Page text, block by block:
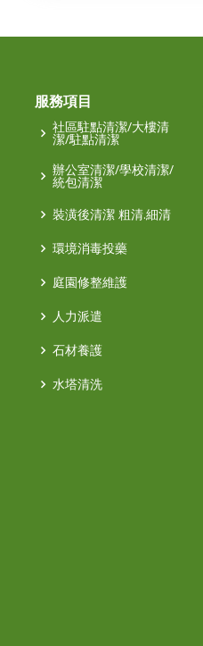
服務項目
社區駐點清潔/大樓清
潔/駐點清潔
辦公室清潔/學校清潔/
統包清潔
裝潢後清潔 粗清.細清
環境消毒投藥
庭園修整維護
人力派遣
石材養護
水塔清洗